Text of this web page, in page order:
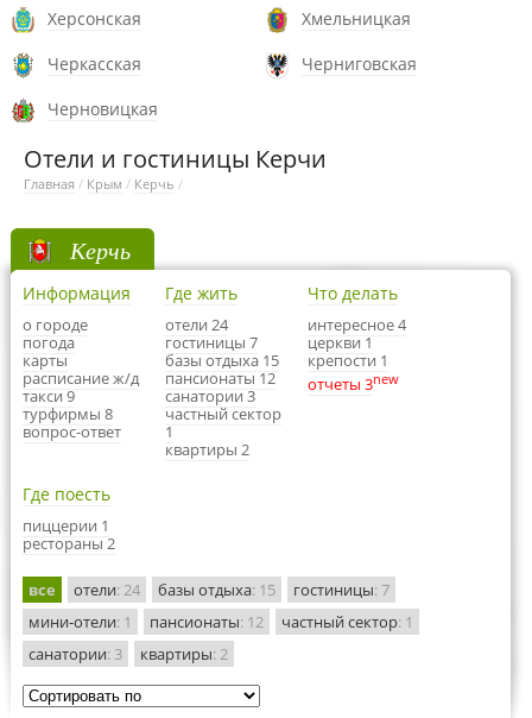
Херсонская
Хмельницкая
Черкасская
Черниговская
Черновицкая
Отели и гостиницы Керчи
Главная / Крым / Керчь /
Керчь
Информация
о городе
погода
карты
расписание ж/д
такси 9
турфирмы 8
вопрос-ответ
Где жить
отели 24
гостиницы 7
базы отдыха 15
пансионаты 12
санатории 3
частный сектор
1
квартиры 2
Что делать
интересное 4
церкви 1
крепости 1
отчеты 3new
Где поесть
пиццерии 1
рестораны 2
все отели: 24 базы отдыха: 15 гостиницы: 7
мини-отели: 1 пансионаты: 12 частный сектор: 1
санатории: 3 квартиры: 2